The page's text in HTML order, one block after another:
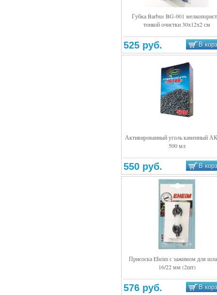
Губка Barbus BG-001
тонкой очистки 30х12х2 см
525 руб. В
Активированный уголь каменный
500 мл
550 руб. В
Присоска Eheim с зажимом для
16/22 мм (2шт)
576 руб. В